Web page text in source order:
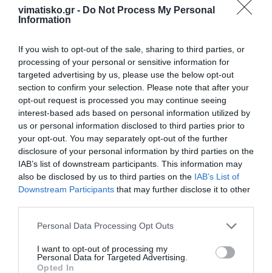
vimatisko.gr - Do Not Process My Personal
Information
If you wish to opt-out of the sale, sharing to third parties, or
processing of your personal or sensitive information for
targeted advertising by us, please use the below opt-out
section to confirm your selection. Please note that after your
opt-out request is processed you may continue seeing
interest-based ads based on personal information utilized by
us or personal information disclosed to third parties prior to
your opt-out. You may separately opt-out of the further
disclosure of your personal information by third parties on the
IAB’s list of downstream participants. This information may
also be disclosed by us to third parties on the IAB’s List of
Downstream Participants that may further disclose it to other
Personal Data Processing Opt Outs
I want to opt-out of processing my
Personal Data for Targeted Advertising.
Opted In
συγκριτικά με προηγούμενες χρονιές.
Παρακολουθήστε τις εξελίξεις με την υπογραφη
εγκυρότητας του Euro2day.gr FOLLOW
USΑκολουθήστε τη σελίδα
του Euro2day.gr στο LinkedinΣτον αντίποδα,
τα Ιόνια Νησιά διατήρησαν θετική δυναμική,
σημειώνοντας αύξηση 10% στις διεθνείς αφίξεις
το πρώτο τετράμηνο. Η Κέρκυρα αποτέλεσε τον
βασικό μοχλό ανάπτυξης, με άνοδο 15,4%,
στηριζόμενη κυρίως στη σταθερά ισχυρή
βρετανική αγορά.
Θετική ήταν και η εικόνα της Πελοποννήσου, η
οποία συνεχίζει να ενισχύει σταδιακά το
τουριστικό της αποτύπωμα.